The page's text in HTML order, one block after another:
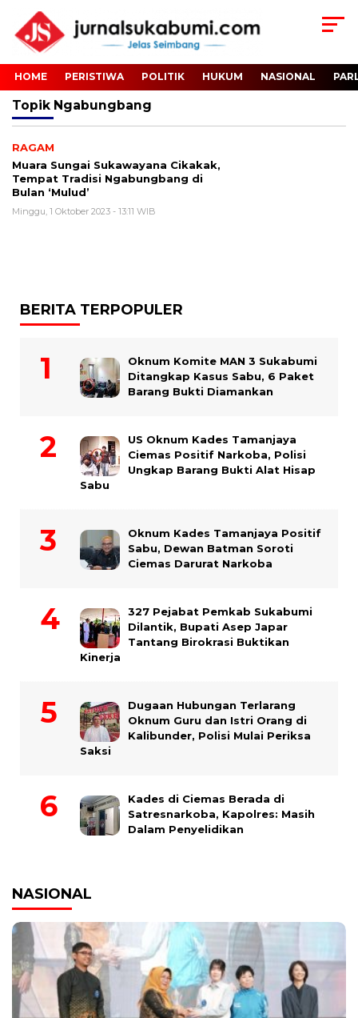
HOME PERISTIWA POLITIK HUKUM NASIONAL
Topik Ngabungbang
RAGAM
Muara Sungai Sukawayana Cikakak,
Tempat Tradisi Ngabungbang di
Bulan ‘Mulud’
Minggu, 1 Oktober 2023 - 13:11 WIB
BERITA TERPOPULER
Oknum Komite MAN 3 Sukabumi
Ditangkap Kasus Sabu, 6 Paket
Barang Bukti Diamankan
US Oknum Kades Tamanjaya
Ciemas Positif Narkoba, Polisi
Ungkap Barang Bukti Alat Hisap
Sabu
Oknum Kades Tamanjaya Positif
Sabu, Dewan Batman Soroti
Ciemas Darurat Narkoba
327 Pejabat Pemkab Sukabumi
Dilantik, Bupati Asep Japar
Tantang Birokrasi Buktikan
Kinerja
Dugaan Hubungan Terlarang
Oknum Guru dan Istri Orang di
Kalibunder, Polisi Mulai Periksa
Saksi
Kades di Ciemas Berada di
Satresnarkoba, Kapolres: Masih
Dalam Penyelidikan
NASIONAL